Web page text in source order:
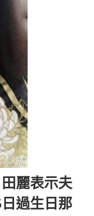
麗表示夫
過生日那